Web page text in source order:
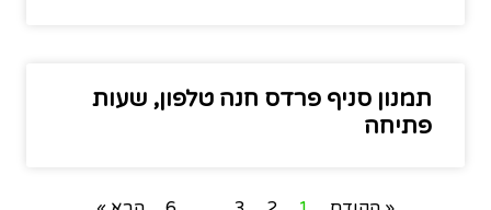
תמנון סניף פרדס חנה טלפון, שעות
פתיחה